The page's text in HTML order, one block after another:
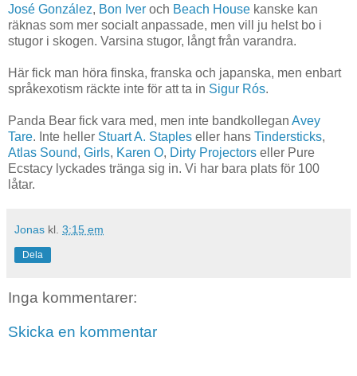
José González, Bon Iver och Beach House kanske kan
räknas som mer socialt anpassade, men vill ju helst bo i
stugor i skogen. Varsina stugor, långt från varandra.
Här fick man höra finska, franska och japanska, men enbart
språkexotism räckte inte för att ta in Sigur Rós.
Panda Bear fick vara med, men inte bandkollegan Avey
Tare. Inte heller Stuart A. Staples eller hans Tindersticks,
Atlas Sound, Girls, Karen O, Dirty Projectors eller Pure
Ecstacy lyckades tränga sig in. Vi har bara plats för 100
låtar.
Jonas kl. 3:15 em
Dela
Inga kommentarer:
Skicka en kommentar